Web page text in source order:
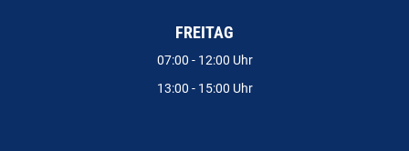
FREITAG
07:00 - 12:00 Uhr
13:00 - 15:00 Uhr